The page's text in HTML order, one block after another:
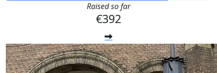
Raised so far
€392